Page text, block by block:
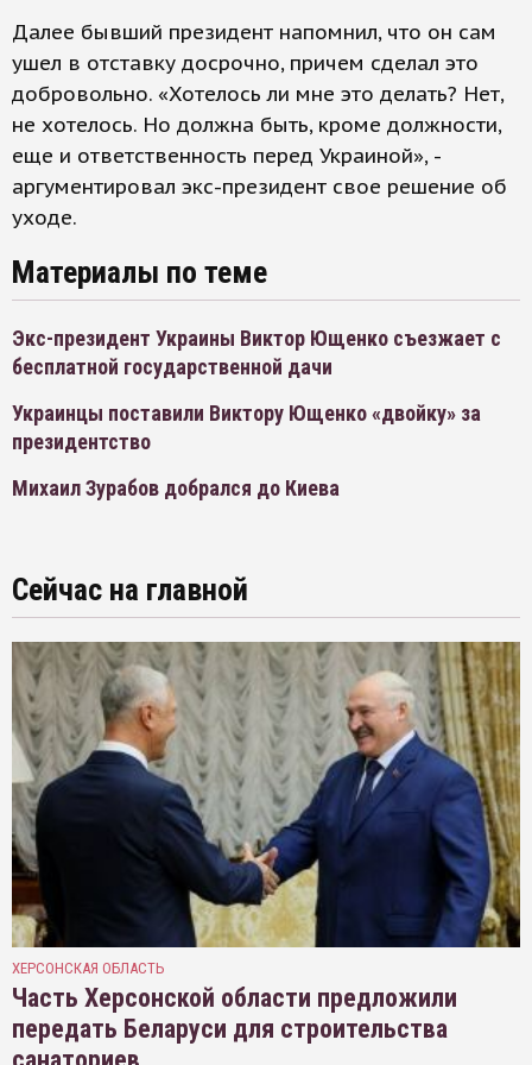
Далее бывший президент напомнил, что он сам
ушел в отставку досрочно, причем сделал это
добровольно. «Хотелось ли мне это делать? Нет,
не хотелось. Но должна быть, кроме должности,
еще и ответственность перед Украиной», -
аргументировал экс-президент свое решение об
уходе.
Материалы по теме
Экс-президент Украины Виктор Ющенко съезжает с
бесплатной государственной дачи
Украинцы поставили Виктору Ющенко «двойку» за
президентство
Михаил Зурабов добрался до Киева
Сейчас на главной
ХЕРСОНСКАЯ ОБЛАСТЬ
Часть Херсонской области предложили
передать Беларуси для строительства